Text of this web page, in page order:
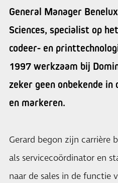
General Manager
Sciences, specialist op
codeer- en
1997 werkzaam bij
zeker geen onbekende in
en markeren.
Gerard begon zijn carrière
als servicecoördinator en
naar de sales in de functie